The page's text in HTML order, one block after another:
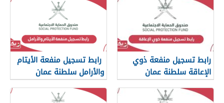
رابط تسجيل منفعة ذوي
الإعاقة سلطنة عمان
spf.gov.om
رابط تسجيل منفعة الأيتام
والأرامل سلطنة عمان
spf.gov.om